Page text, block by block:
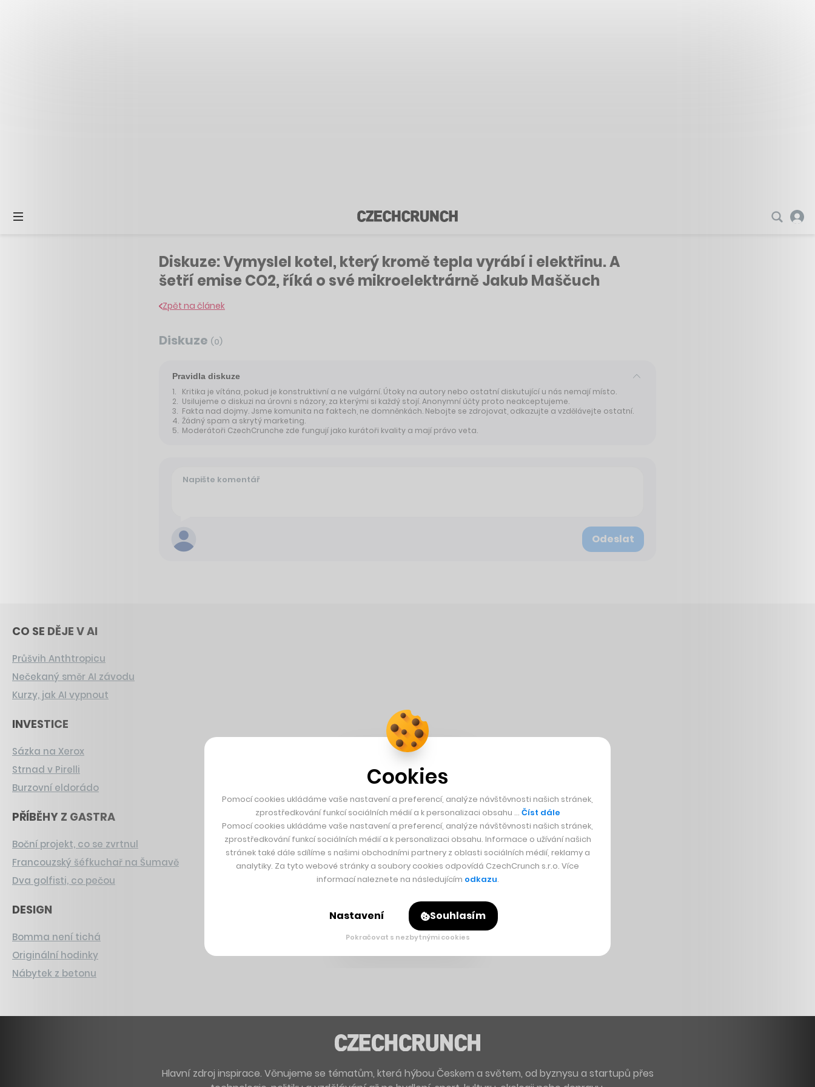
Diskuze: Vymyslel kotel, který kromě tepla vyrábí i elektřinu. A
šetří emise CO2, říká o své mikroelektrárně Jakub Maščuch
Zpět na článek
Diskuze (0)
Pravidla diskuze
Kritika je vítána, pokud je konstruktivní a ne vulgární. Útoky na autory nebo ostatní diskutující u nás nemají místo.
Usilujeme o diskuzi na úrovni s názory, za kterými si každý stojí. Anonymní účty proto neakceptujeme.
Fakta nad dojmy. Jsme komunita na faktech, ne domněnkách. Nebojte se zdrojovat, odkazujte a vzdělávejte ostatní.
Žádný spam a skrytý marketing.
Moderátoři CzechCrunche zde fungují jako kurátoři kvality a mají právo veta.
Odeslat
CO SE DĚJE V AI
Průšvih Anthtropicu
Nečekaný směr AI závodu
Kurzy, jak AI vypnout
INVESTICE
Sázka na Xerox
Strnad v Pirelli
Burzovní eldorádo
PŘÍBĚHY Z GASTRA
Boční projekt, co se zvrtnul
Francouzský šéfkuchař na Šumavě
Dva golfisti, co pečou
DESIGN
Bomma není tichá
Originální hodinky
Nábytek z betonu
Hlavní zdroj inspirace. Věnujeme se tématům, která hýbou Českem a světem, od byznysu a startupů přes
Cookies
Pomocí cookies ukládáme vaše nastavení a preferencí, analýze návštěvnosti našich stránek,
zprostředkování funkcí sociálních médií a k personalizaci obsahu … Číst dále
Pomocí cookies ukládáme vaše nastavení a preferencí, analýze návštěvnosti našich stránek,
zprostředkování funkcí sociálních médií a k personalizaci obsahu. Informace o užívání našich
stránek také dále sdílíme s našimi obchodními partnery z oblasti sociálních médií, reklamy a
analytiky. Za tyto webové stránky a soubory cookies odpovídá CzechCrunch s.r.o. Více
informací naleznete na následujícím odkazu.
Nastavení Souhlasím
Pokračovat s nezbytnými cookies